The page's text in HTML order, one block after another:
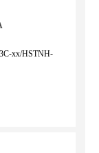
xx/HSTNH-